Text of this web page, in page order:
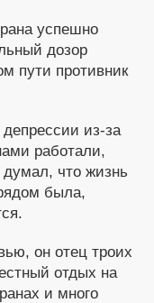
успешно
дозор
пути противник
из-за
работали,
что жизнь
была,
он отец троих
отдых на
и много